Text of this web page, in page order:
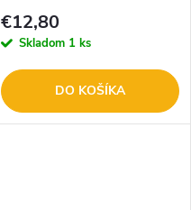
€12,80
Skladom 1 ks
DO KOŠÍKA